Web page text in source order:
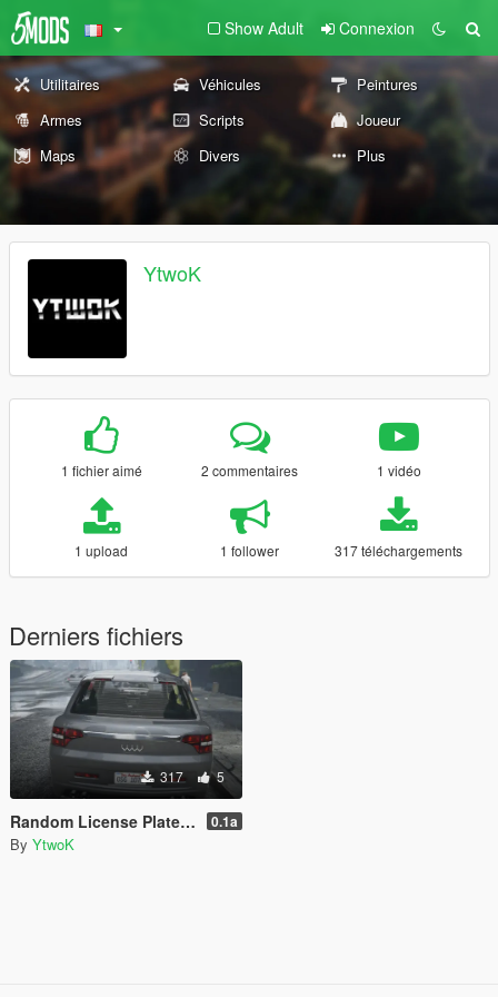
Show Adult Connexion
Utilitaires Véhicules
Peintures
Armes
Scripts
Joueur
Maps
Divers Plus
YtwoK
1 fichier aimé 2 commentaires 1 vidéo
1 upload 1 follower 317 téléchargements
Derniers fichiers
317 5
Random License Plate Number [LEGACY] 0.1a
By YtwoK